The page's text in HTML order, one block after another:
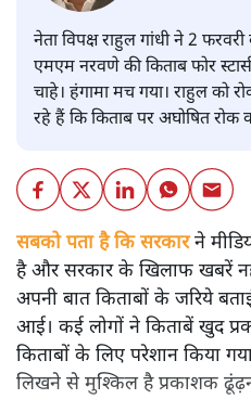
नेता विपक्ष राहुल गांधी ने 2
एमएम नरवणे की किताब फोर
चाहे। हंगामा मच गया। राहुल को
रहे हैं कि किताब पर अघोषित रोक
सबको पता है कि सरकारने
है और सरकार के खिलाफ खबरें
अपनी बात किताबों के जरिये
आई। कई लोगों ने किताबें खुद
किताबों के लिए परेशान किया
लिखने से मुश्किल है प्रकाशक